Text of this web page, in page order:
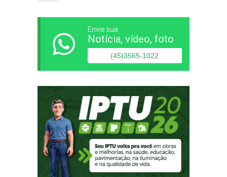
Envie sua
Notícia, vídeo, foto
(45)3565-1022